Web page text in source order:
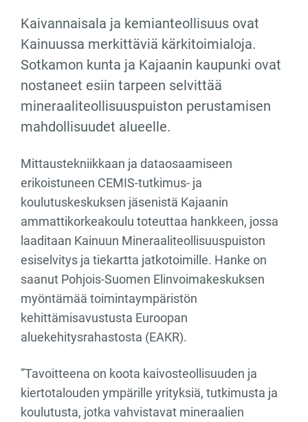
Kaivannaisala ja kemianteollisuus ovat
Kainuussa merkittäviä kärkitoimialoja.
Sotkamon kunta ja Kajaanin kaupunki ovat
nostaneet esiin tarpeen selvittää
mineraaliteollisuuspuiston perustamisen
mahdollisuudet alueelle.
Mittaustekniikkaan ja dataosaamiseen
erikoistuneen CEMIS-tutkimus- ja
koulutuskeskuksen jäsenistä Kajaanin
ammattikorkeakoulu toteuttaa hankkeen, jossa
laaditaan Kainuun Mineraaliteollisuuspuiston
esiselvitys ja tiekartta jatkotoimille. Hanke on
saanut Pohjois-Suomen Elinvoimakeskuksen
myöntämää toimintaympäristön
kehittämisavustusta Euroopan
aluekehitysrahastosta (EAKR).
”Tavoitteena on koota kaivosteollisuuden ja
kiertotalouden ympärille yrityksiä, tutkimusta ja
koulutusta, jotka vahvistavat mineraalien